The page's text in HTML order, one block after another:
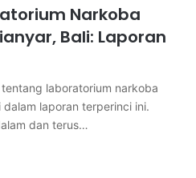
Narkoba
Bali: Laporan
laboratorium narkoba
dalam laporan terperinci ini.
dan terus…